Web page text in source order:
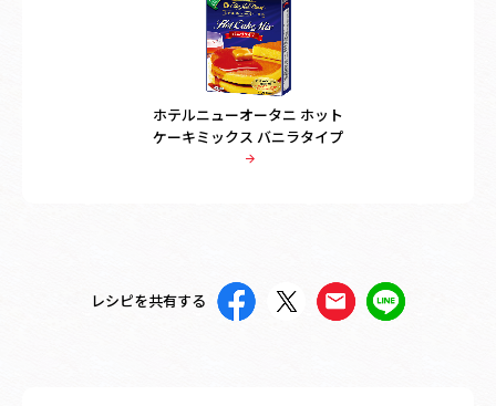
ホテルニューオータニ ホット
ケーキミックス バニラタイプ
レシピを共有する